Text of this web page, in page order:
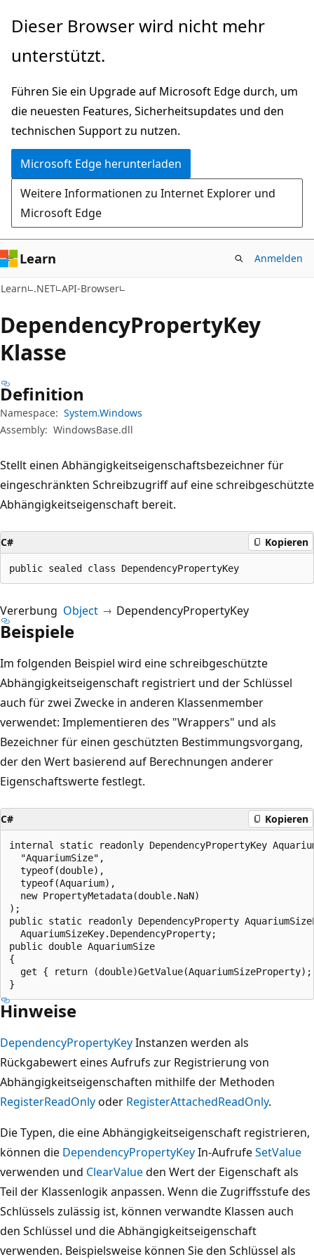
Zu
wechseln
Zur
springen
Dieser Browser wird nicht mehr
unterstützt.
Führen Sie ein Upgrade auf Microsoft Edge durch, um
die neuesten Features, Sicherheitsupdates und den
technischen Support zu nutzen.
Microsoft Edge herunterladen
Weitere Informationen zu Internet Explorer und
Microsoft Edge
Learn Anmelden
Learn .NET API-Browser
DependencyPropertyKey
Klasse
Definition
Namespace: System.Windows
Assembly: WindowsBase.dll
Stellt einen Abhängigkeitseigenschaftsbezeichner für
eingeschränkten Schreibzugriff auf eine schreibgeschützte
Abhängigkeitseigenschaft bereit.
C# Kopieren
public sealed class DependencyPropertyKey
Vererbung Object DependencyPropertyKey
Beispiele
Im folgenden Beispiel wird eine schreibgeschützte
Abhängigkeitseigenschaft registriert und der Schlüssel
auch für zwei Zwecke in anderen Klassenmember
verwendet: Implementieren des "Wrappers" und als
Bezeichner für einen geschützten Bestimmungsvorgang,
der den Wert basierend auf Berechnungen anderer
Eigenschaftswerte festlegt.
C# Kopieren
internal static readonly DependencyPropertyKey
  "AquariumSize",
  typeof(double),
  typeof(Aquarium),
  new PropertyMetadata(double.NaN)
);
public static readonly DependencyProperty
  AquariumSizeKey.DependencyProperty;
public double AquariumSize
{
get { return (double)GetValue(AquariumSizeProperty);
Hinweise
DependencyPropertyKeyInstanzen werden als
Rückgabewert eines Aufrufs zur Registrierung von
Abhängigkeitseigenschaften mithilfe der Methoden
RegisterReadOnlyoder RegisterAttachedReadOnly.
Die Typen, die eine Abhängigkeitseigenschaft registrieren,
können die DependencyPropertyKeyIn-AufrufeSetValue
verwenden und ClearValueden Wert der Eigenschaft als
Teil der Klassenlogik anpassen. Wenn die Zugriffsstufe des
Schlüssels zulässig ist, können verwandte Klassen auch
den Schlüssel und die Abhängigkeitseigenschaft
verwenden. Beispielsweise können Sie den Schlüssel als